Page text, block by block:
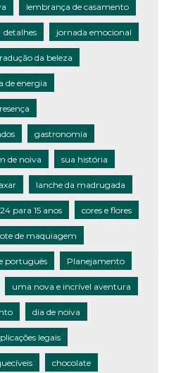
lembrança de casamento
detalhes jornada emocional
da beleza
de energia
gastronomia
de noiva sua história
lanche da madrugada
para 15 anos cores e flores
de maquiagem
português Planejamento
uma nova e incrível aventura
dia de noiva
legais
chocolate